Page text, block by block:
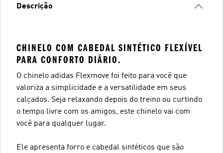
Descrição
CHINELO COM CABEDAL SINTÉTICO FLEXÍVEL
PARA CONFORTO DIÁRIO.
O chinelo adidas Flexmove foi feito para você que
valoriza a simplicidade e a versatilidade em seus
calçados. Seja relaxando depois do treino ou curtindo
o tempo livre com os amigos, este chinelo vai com
você para qualquer lugar.
Ele apresenta forro e cabedal sintéticos que são